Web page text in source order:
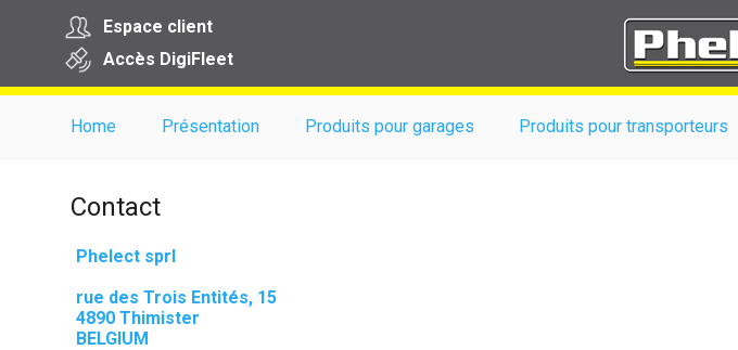
Espace client
Accès DigiFleet
Home Présentation Produits pour garages Produits pour transporteurs
Contact
Phelect sprl
rue des Trois Entités, 15
4890 Thimister
BELGIUM